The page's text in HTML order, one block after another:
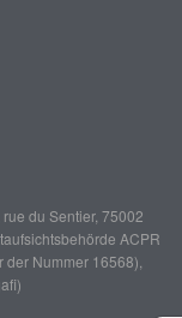
du Sentier, 75002
ACPR
der Nummer 16568),
)